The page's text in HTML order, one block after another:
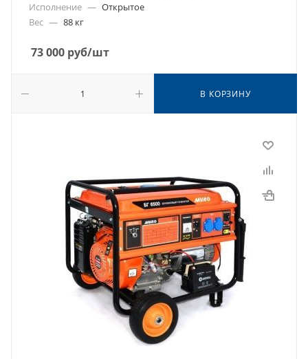
Исполнение — Открытое
Вес — 88 кг
73 000 руб/шт
В КОРЗИНУ